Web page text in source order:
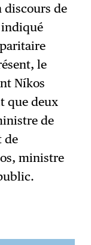
discours de
le
Níkos
que deux
de
de
ministre